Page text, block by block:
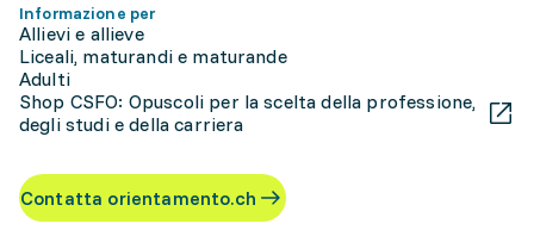
Informazione per
Allievi e allieve
Liceali, maturandi e maturande
Adulti
Shop CSFO: Opuscoli per la scelta della professione,
degli studi e della carriera
Contatta orientamento.ch